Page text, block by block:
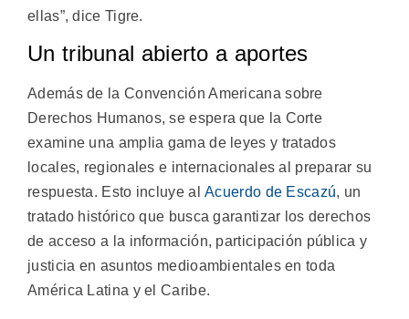
ellas”, dice Tigre.
Un tribunal abierto a aportes
Además de la Convención Americana sobre
Derechos Humanos, se espera que la Corte
examine una amplia gama de leyes y tratados
locales, regionales e internacionales al preparar su
respuesta. Esto incluye alAcuerdo de Escazú, un
tratado histórico que busca garantizar los derechos
de acceso a la información, participación pública y
justicia en asuntos medioambientales en toda
América Latina y el Caribe.